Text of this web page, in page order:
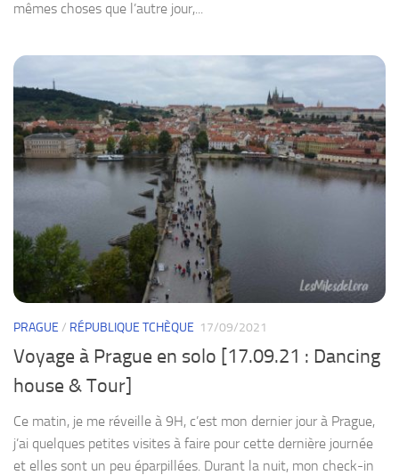
mêmes choses que l’autre jour,...
PRAGUE / RÉPUBLIQUE TCHÈQUE 17/09/2021
Voyage à Prague en solo [17.09.21 : Dancing
house & Tour]
Ce matin, je me réveille à 9H, c’est mon dernier jour à Prague,
j’ai quelques petites visites à faire pour cette dernière journée
et elles sont un peu éparpillées. Durant la nuit, mon check-in